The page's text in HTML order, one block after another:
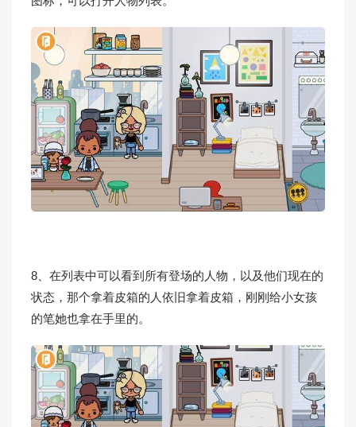
8、在列表中可以看到所有登场的人物，以及他们现在的
状态，那个拿着皮箱的人依旧拿着皮箱，刚刚给小女孩
的笔她也拿在手里的。